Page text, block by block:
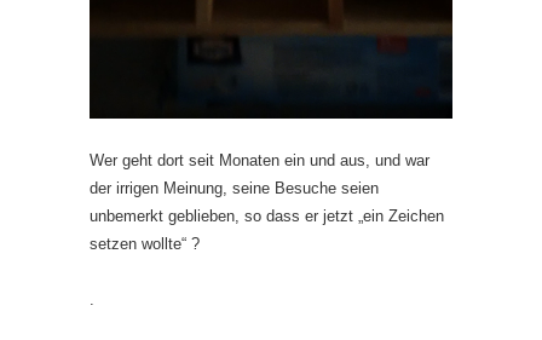
Wer geht dort seit Monaten ein und aus, und war
der irrigen Meinung, seine Besuche seien
unbemerkt geblieben, so dass er jetzt „ein Zeichen
setzen wollte“ ?